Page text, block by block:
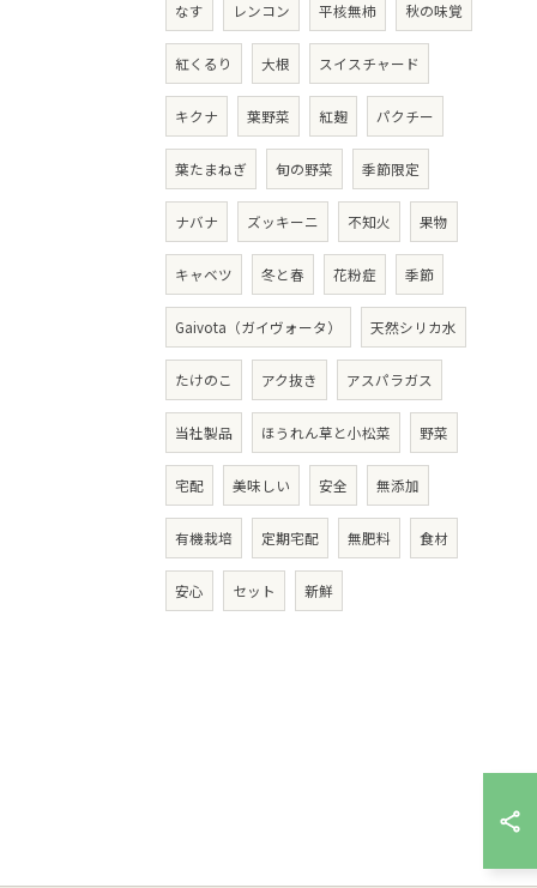
なす レンコン 平核無柿 秋の味覚
紅くるり 大根 スイスチャード
キクナ 葉野菜 紅麹 パクチー
葉たまねぎ 旬の野菜 季節限定
ナバナ ズッキーニ 不知火 果物
キャベツ 冬と春 花粉症 季節
Gaivota（ガイヴォータ） 天然シリカ水
たけのこ アク抜き アスパラガス
当社製品 ほうれん草と小松菜 野菜
宅配 美味しい 安全 無添加
有機栽培 定期宅配 無肥料 食材
安心 セット 新鮮